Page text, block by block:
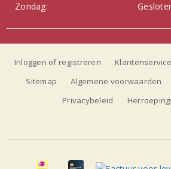
Zondag:
Inloggen of registreren Klantenservice
Sitemap
Algemene voorwaarden
Privacybeleid